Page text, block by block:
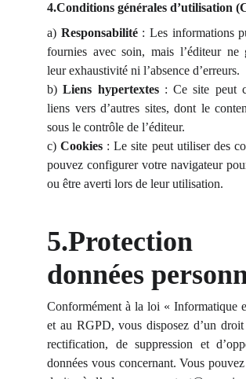
4.Conditions générales d’utilisation
a) Responsabilité: Les informations
fournies avec soin, mais l’éditeur ne
leur exhaustivité ni l’absence d’erreurs.
b)Liens hypertextes: Ce site peut
liens vers d’autres sites, dont le
sous le contrôle de l’éditeur.
c)Cookies : Le site peut utiliser des
pouvez configurer votre navigateur
ou être averti lors de leur utilisation.
5.Protection
données
Conformément à la loi « Informatique
et au RGPD, vous disposez d’un droit
rectification, de suppression et
données vous concernant. Vous